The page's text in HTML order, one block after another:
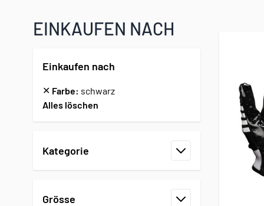
EINKAUFEN NACH
Einkaufen nach
Farbe: schwarz
✕
Alles löschen
Kategorie
Grösse